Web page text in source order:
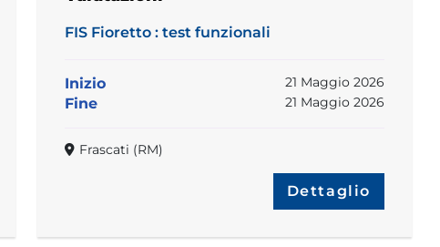
FIS Fioretto : test funzionali
Inizio 21 Maggio 2026
Fine 21 Maggio 2026
Frascati (RM)
Dettaglio